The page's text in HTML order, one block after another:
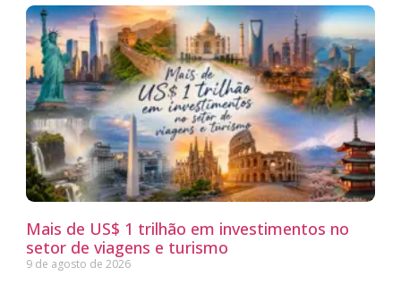
Mais de US$ 1 trilhão em investimentos no
setor de viagens e turismo
9 de agosto de 2026